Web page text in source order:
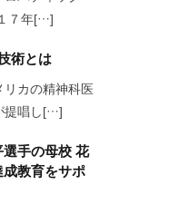
７年[…]
術とは
リカの精神科医
提唱し[…]
手の母校 花
教育をサポ